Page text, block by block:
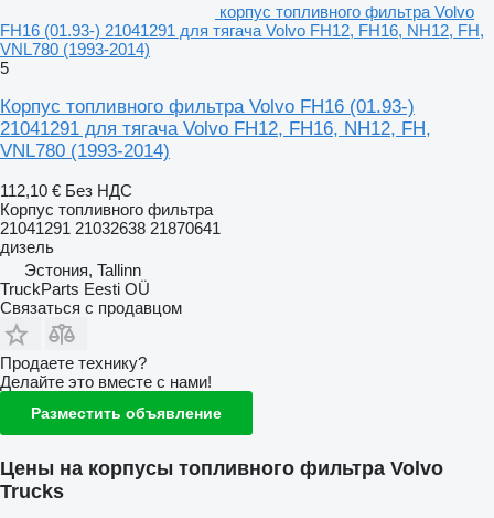
корпус топливного фильтра Volvo
FH16 (01.93-) 21041291 для тягача Volvo FH12, FH16, NH12, FH,
VNL780 (1993-2014)
5
Корпус топливного фильтра Volvo FH16 (01.93-)
21041291 для тягача Volvo FH12, FH16, NH12, FH,
VNL780 (1993-2014)
112,10 € Без НДС
Корпус топливного фильтра
21041291 21032638 21870641
дизель
Эстония, Tallinn
TruckParts Eesti OÜ
Связаться с продавцом
Продаете технику?
Делайте это вместе с нами!
Разместить объявление
Цены на корпусы топливного фильтра Volvo
Trucks